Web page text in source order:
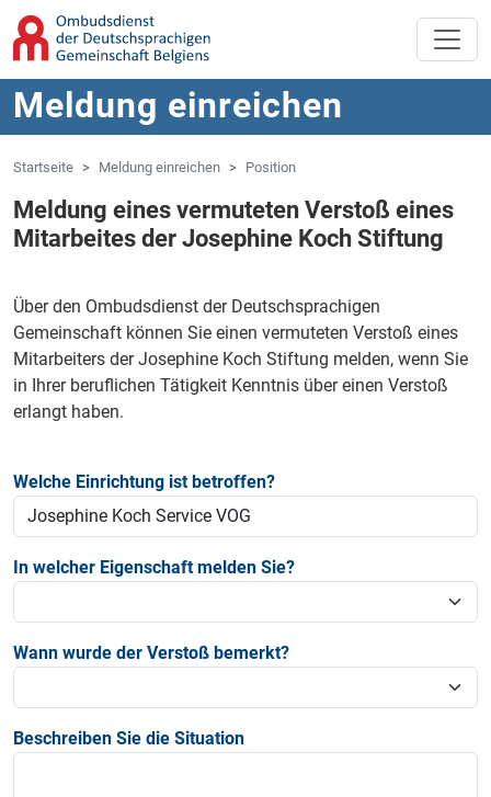
Zum Hauptinhalt springen
Meldung einreichen
Startseite Meldung einreichen Position
Meldung eines vermuteten Verstoß eines
Mitarbeites der Josephine Koch Stiftung
Über den Ombudsdienst der Deutschsprachigen
Gemeinschaft können Sie einen vermuteten Verstoß eines
Mitarbeiters der Josephine Koch Stiftung melden, wenn Sie
in Ihrer beruflichen Tätigkeit Kenntnis über einen Verstoß
erlangt haben.
Welche Einrichtung ist betroffen?
In welcher Eigenschaft melden Sie?
Wann wurde der Verstoß bemerkt?
Beschreiben Sie die Situation